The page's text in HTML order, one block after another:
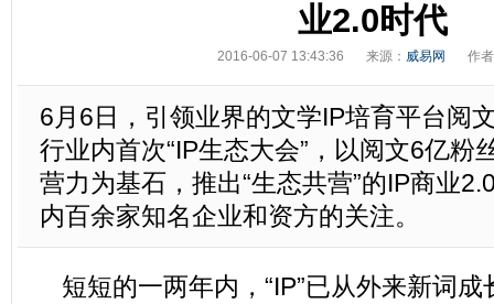
业2.0时代
2016-06-07 13:43:36 来源： 威易网 作
6月6日，引领业界的文学IP培育平台阅
行业内首次“IP生态大会”，以阅文6亿粉
营力为基石，推出“生态共营”的IP商业
内百余家知名企业和资方的关注。
短短的一两年内，“IP”已从外来新词